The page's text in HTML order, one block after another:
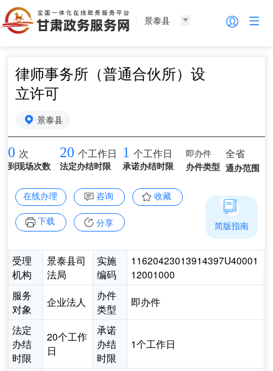
景泰县
律师事务所（普通合伙所）设
立许可
景泰县
0 次
到现场次数
20 个工作日
法定办结时限
1 个工作日
承诺办结时限
即办件
办件类型
全省
通办范围
在线办理 咨询 收藏
下载 分享
受理
机构
景泰县司
法局
实施
编码
11620423013914397U40001
12001000
服务
对象
企业法人
办件
类型
即办件
法定
办结
时限
20个工作
日
承诺
办结
时限
1个工作日
简版指南